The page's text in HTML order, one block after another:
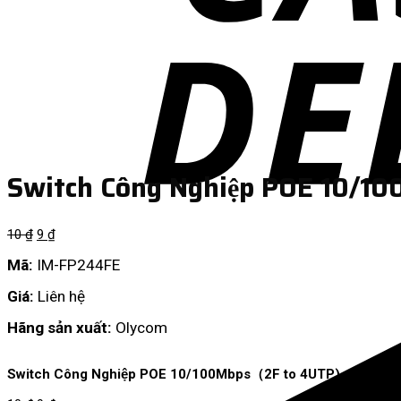
Switch Công Nghiệp POE 10/
10₫ 9 ₫
Mã: IM-FP244FE
Giá: Liên hệ
Hãng sản xuất: Olycom
Switch Công Nghiệp POE 10/100Mbps（2F to 4UTP)